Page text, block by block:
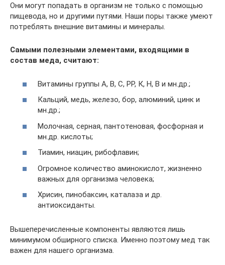
Они могут попадать в организм не только с помощью
пищевода, но и другими путями. Наши поры также умеют
потреблять внешние витамины и минералы.
Самыми полезными элементами, входящими в
состав меда, считают:
Витамины группы А, B, С, РР, К, Н, В и мн.др.;
Кальций, медь, железо, бор, алюминий, цинк и
мн.др.;
Молочная, серная, пантотеновая, фосфорная и
мн.др. кислоты;
Тиамин, ниацин, рибофлавин;
Огромное количество аминокислот, жизненно
важных для организма человека;
Хрисин, пинобаксин, каталаза и др.
антиоксиданты.
Вышеперечисленные компоненты являются лишь
минимумом обширного списка. Именно поэтому мед так
важен для нашего организма.